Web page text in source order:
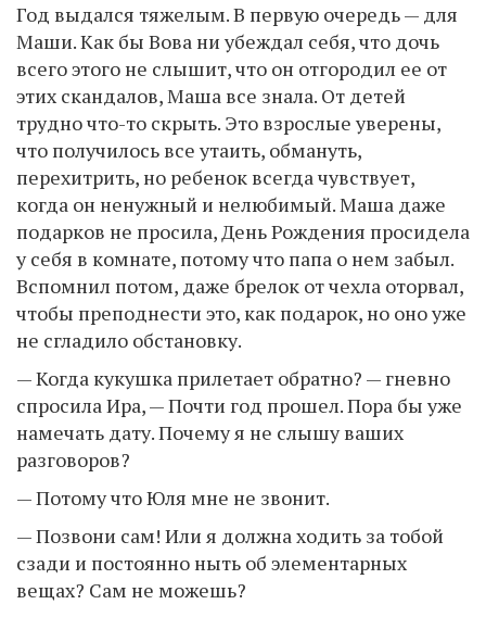
Год выдался тяжелым. В первую очередь — для
Маши. Как бы Вова ни убеждал себя, что дочь
всего этого не слышит, что он отгородил ее от
этих скандалов, Маша все знала. От детей
трудно что-то скрыть. Это взрослые уверены,
что получилось все утаить, обмануть,
перехитрить, но ребенок всегда чувствует,
когда он ненужный и нелюбимый. Маша даже
подарков не просила, День Рождения просидела
у себя в комнате, потому что папа о нем забыл.
Вспомнил потом, даже брелок от чехла оторвал,
чтобы преподнести это, как подарок, но оно уже
не сгладило обстановку.
— Когда кукушка прилетает обратно? — гневно
спросила Ира, — Почти год прошел. Пора бы уже
намечать дату. Почему я не слышу ваших
разговоров?
— Потому что Юля мне не звонит.
— Позвони сам! Или я должна ходить за тобой
сзади и постоянно ныть об элементарных
вещах? Сам не можешь?